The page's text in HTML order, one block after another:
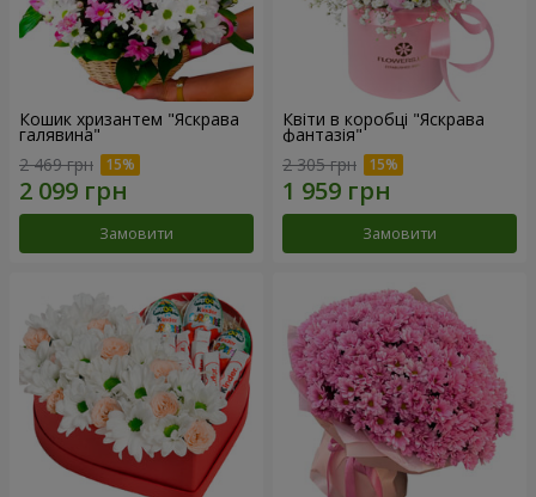
Кошик хризантем "Яскрава
галявина"
2 469 грн
Замовити
Квіти в коробці "Яскрава
фантазія"
2 305 грн
Замовити